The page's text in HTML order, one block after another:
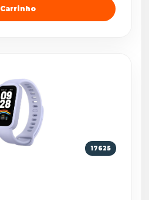
Carrinho
17625